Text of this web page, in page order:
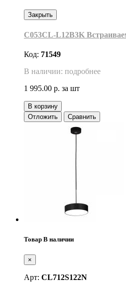
Закрыть
C053CL-L12B3K
Код: 71549
В наличии: подробнее
1 995.00 р. за шт
В корзину
Отложить
Сравнить
Товар В наличии
×
Арт: CL712S122N